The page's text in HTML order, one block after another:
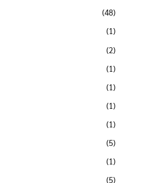
(48)
(1)
(2)
(1)
(1)
(1)
(1)
(5)
(1)
(5)